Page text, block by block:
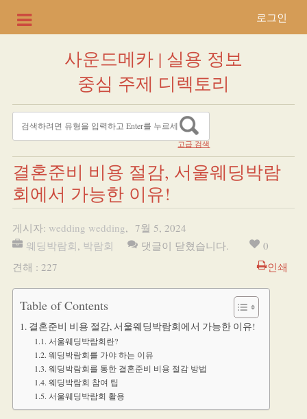
로그인
사운드메카 | 실용 정보
중심 주제 디렉토리
고급 검색
결혼준비 비용 절감, 서울웨딩박람
회에서 가능한 이유!
게시자: wedding wedding, 7월 5, 2024
웨딩박람회, 박람회 댓글이 닫혔습니다.
0
견해 : 227
인쇄
Table of Contents
결혼준비 비용 절감, 서울웨딩박람회에서 가능한 이유!
서울웨딩박람회란?
웨딩박람회를 가야 하는 이유
웨딩박람회를 통한 결혼준비 비용 절감 방법
웨딩박람회 참여 팁
서울웨딩박람회 활용